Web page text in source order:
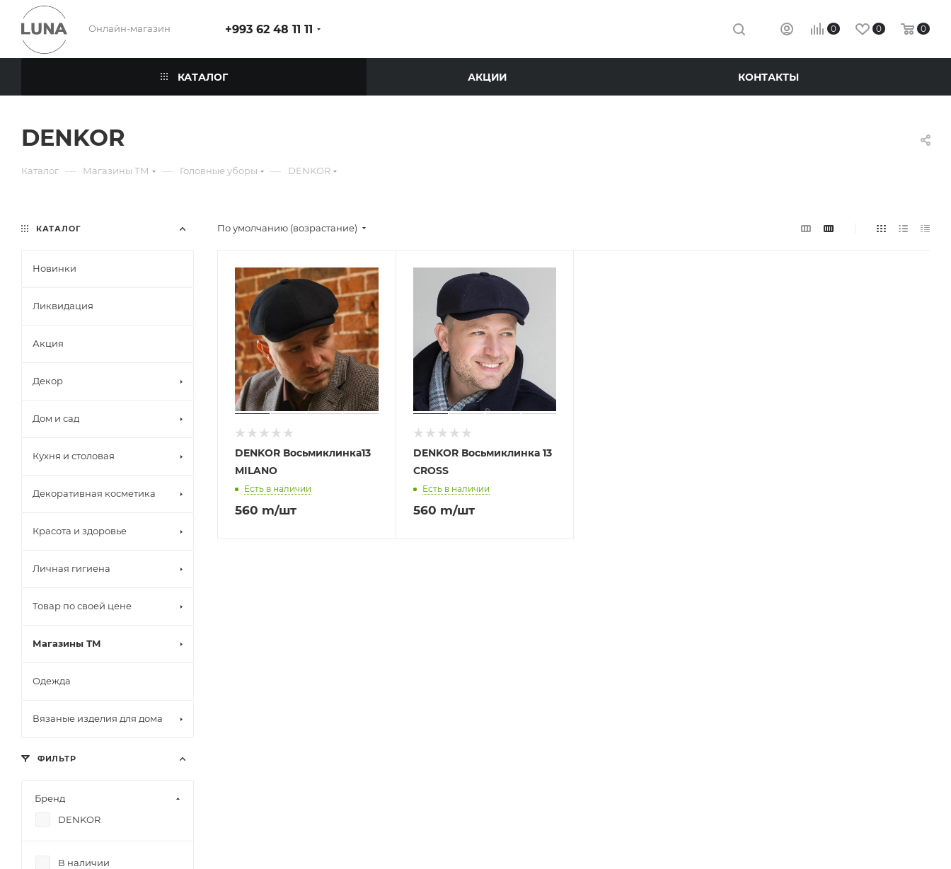
Онлайн-магазин +993 62 48 11 11 0 0 0
КАТАЛОГ АКЦИИ КОНТАКТЫ
DENKOR
Каталог — Магазины ТМ — Головные уборы — DENKOR
По умолчанию (возрастание)
DENKOR Восьмиклинка13
MILANO
Есть в наличии
560 m/шт
DENKOR Восьмиклинка 13
CROSS
Есть в наличии
560 m/шт
КАТАЛОГ
Новинки
Ликвидация
Акция
Декор
Дом и сад
Кухня и столовая
Декоративная косметика
Красота и здоровье
Личная гигиена
Товар по своей цене
Магазины ТМ
Одежда
Вязаные изделия для дома
ФИЛЬТР
Бренд
DENKOR
В наличии